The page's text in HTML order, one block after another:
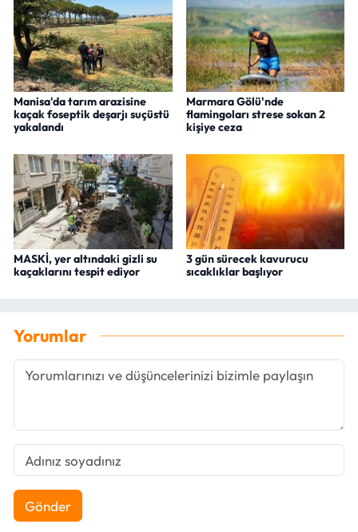
Manisa'da tarım arazisine
kaçak foseptik deşarjı suçüstü
yakalandı
Marmara Gölü'nde
flamingoları strese sokan 2
kişiye ceza
MASKİ, yer altındaki gizli su
kaçaklarını tespit ediyor
3 gün sürecek kavurucu
sıcaklıklar başlıyor
Yorumlar
Gönder